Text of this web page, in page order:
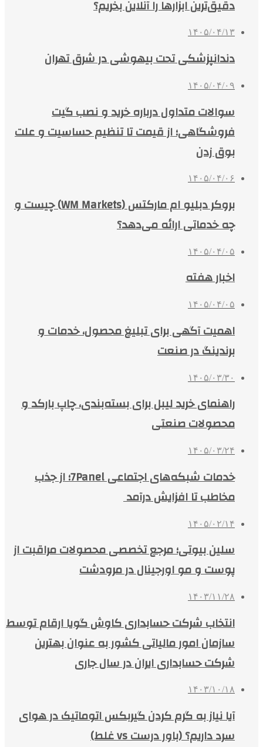
دقیق‌ترین ابزارها را آنلاین بخریم؟
۱۴۰۵/۰۴/۱۳
دندانپزشکی تحت بیهوشی در شرق تهران
۱۴۰۵/۰۴/۰۹
سوالات متداول درباره خرید و نصب گیت
فروشگاهی؛ از قیمت تا تنظیم حساسیت و علت
بوق زدن
۱۴۰۵/۰۴/۰۶
بروکر دبلیو ام مارکتس (WM Markets) چیست و
چه خدماتی ارائه می‌دهد؟
۱۴۰۵/۰۴/۰۵
اخبار هفته
۱۴۰۵/۰۴/۰۵
اهمیت آگهی برای تبلیغ محصول، خدمات و
برندینگ در صنعت
۱۴۰۵/۰۳/۳۰
راهنمای خرید لیبل برای بسته‌بندی، چاپ بارکد و
محصولات صنعتی
۱۴۰۵/۰۳/۲۴
خدمات شبکه‌های اجتماعی 7Panel؛ از جذب
مخاطب تا افزایش درآمد
۱۴۰۵/۰۲/۱۴
سلین بیوتی؛ مرجع تخصصی محصولات مراقبت از
پوست و مو اورجینال در مرودشت
۱۴۰۳/۱۱/۲۸
انتخاب شرکت حسابداری کاوش گویا ارقام توسط
سازمان امور مالیاتی کشور به عنوان بهترین
شرکت حسابداری ایران در سال جاری
۱۴۰۳/۱۰/۱۸
آیا نیاز به گرم کردن گیربکس اتوماتیک در هوای
سرد داریم؟ (باور درست vs غلط)